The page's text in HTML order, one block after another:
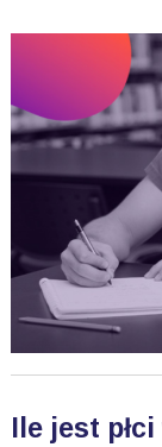
Ile jest